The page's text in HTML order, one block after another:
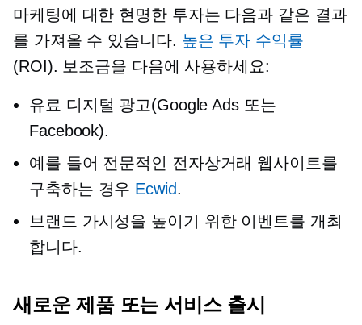
마케팅에 대한 현명한 투자는 다음과 같은 결과
를 가져올 수 있습니다. 높은 투자 수익률
(ROI). 보조금을 다음에 사용하세요:
유료 디지털 광고(Google Ads 또는
Facebook).
예를 들어 전문적인 전자상거래 웹사이트를
구축하는 경우 Ecwid.
브랜드 가시성을 높이기 위한 이벤트를 개최
합니다.
새로운 제품 또는 서비스 출시